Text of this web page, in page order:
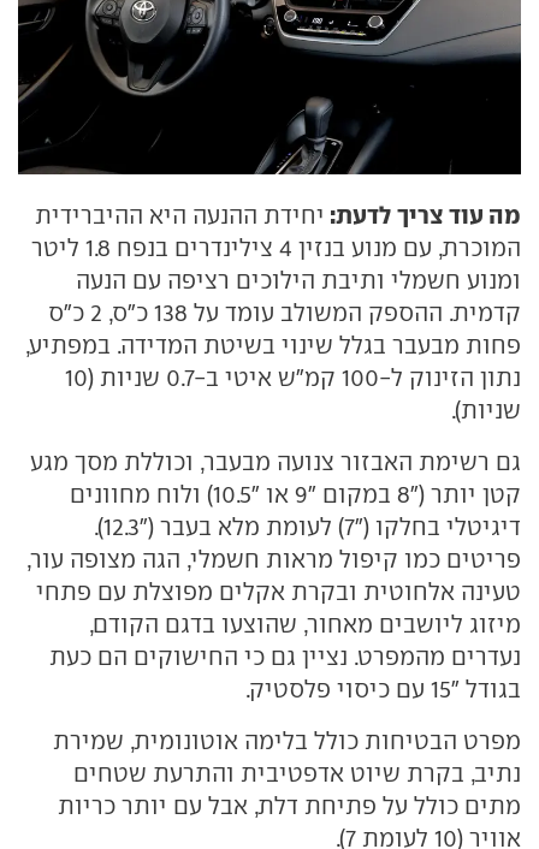
מה עוד צריך לדעת: יחידת ההנעה היא ההיברידית
המוכרת, עם מנוע בנזין 4 צילינדרים בנפח 1.8 ליטר
ומנוע חשמלי ותיבת הילוכים רציפה עם הנעה
קדמית. ההספק המשולב עומד על 138 כ"ס, 2 כ"ס
פחות מבעבר בגלל שינוי בשיטת המדידה. במפתיע,
נתון הזינוק ל-100 קמ"ש איטי ב-0.7 שניות (10
שניות).
גם רשימת האבזור צנועה מבעבר, וכוללת מסך מגע
קטן יותר ("8 במקום "9 או "10.5) ולוח מחוונים
דיגיטלי בחלקו ("7) לעומת מלא בעבר ("12.3).
פריטים כמו קיפול מראות חשמלי, הגה מצופה עור,
טעינה אלחוטית ובקרת אקלים מפוצלת עם פתחי
מיזוג ליושבים מאחור, שהוצעו בדגם הקודם,
נעדרים מהמפרט. נציין גם כי החישוקים הם כעת
בגודל "15 עם כיסוי פלסטיק.
מפרט הבטיחות כולל בלימה אוטונומית, שמירת
נתיב, בקרת שיוט אדפטיבית והתרעת שטחים
מתים כולל על פתיחת דלת, אבל עם יותר כריות
אוויר (10 לעומת 7).